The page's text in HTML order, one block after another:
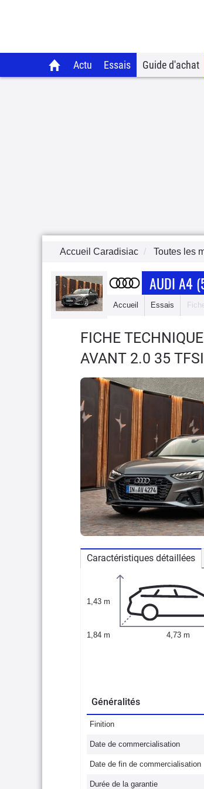
Actu Essais Guide d'achat
Accueil Caradisiac Toutes les
AUDI A4
Accueil Essais
FICHE
AVANT 2.0 35
Caractéristiques détaillées
1,43 m
1,84 m 4,73 m
Généralités
Finition
Date de commercialisation
Date de fin de commercialisation
Durée de la garantie